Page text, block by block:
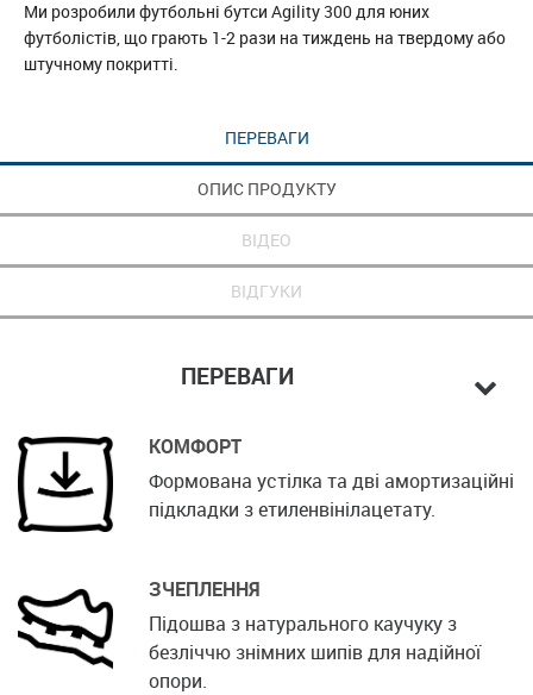
Ми розробили футбольні бутси Agility 300 для юних
футболістів, що грають 1-2 рази на тиждень на твердому або
штучному покритті.
ПЕРЕВАГИ
ОПИС ПРОДУКТУ
ВІДЕО
ВІДГУКИ
ПЕРЕВАГИ
КОМФОРТ
Формована устілка та дві амортизаційні
підкладки з етиленвінілацетату.
ЗЧЕПЛЕННЯ
Підошва з натурального каучуку з
безліччю знімних шипів для надійної
опори.